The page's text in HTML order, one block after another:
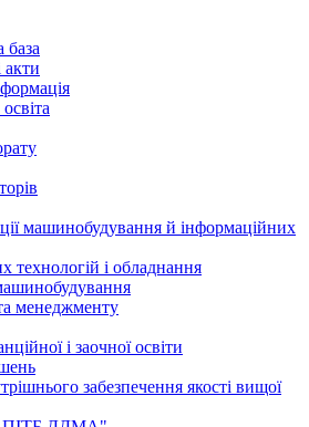
база
машинобудування й інформаційних
технологій і обладнання
менеджменту
і заочної освіти
забезпечення якості вищої